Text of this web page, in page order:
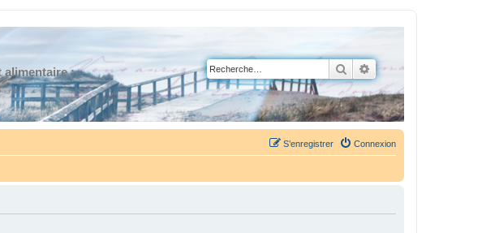
alimentaire :
Rechercher
Recherche avancée
Connexion
S’enregistrer